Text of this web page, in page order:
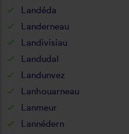
Landéda
Landerneau
Landivisiau
Landudal
Landunvez
Lanhouarneau
Lanmeur
Lannédern